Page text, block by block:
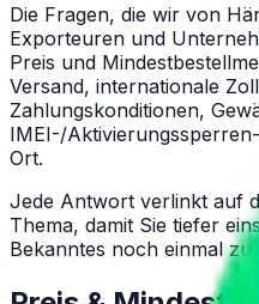
Die Fragen, die wir von
Exporteuren und
Preis und
Versand, internationale
Zahlungskonditionen,
IMEI-/
Ort.
Jede Antwort verlinkt auf
Thema, damit Sie tiefer
Bekanntes noch einmal zu